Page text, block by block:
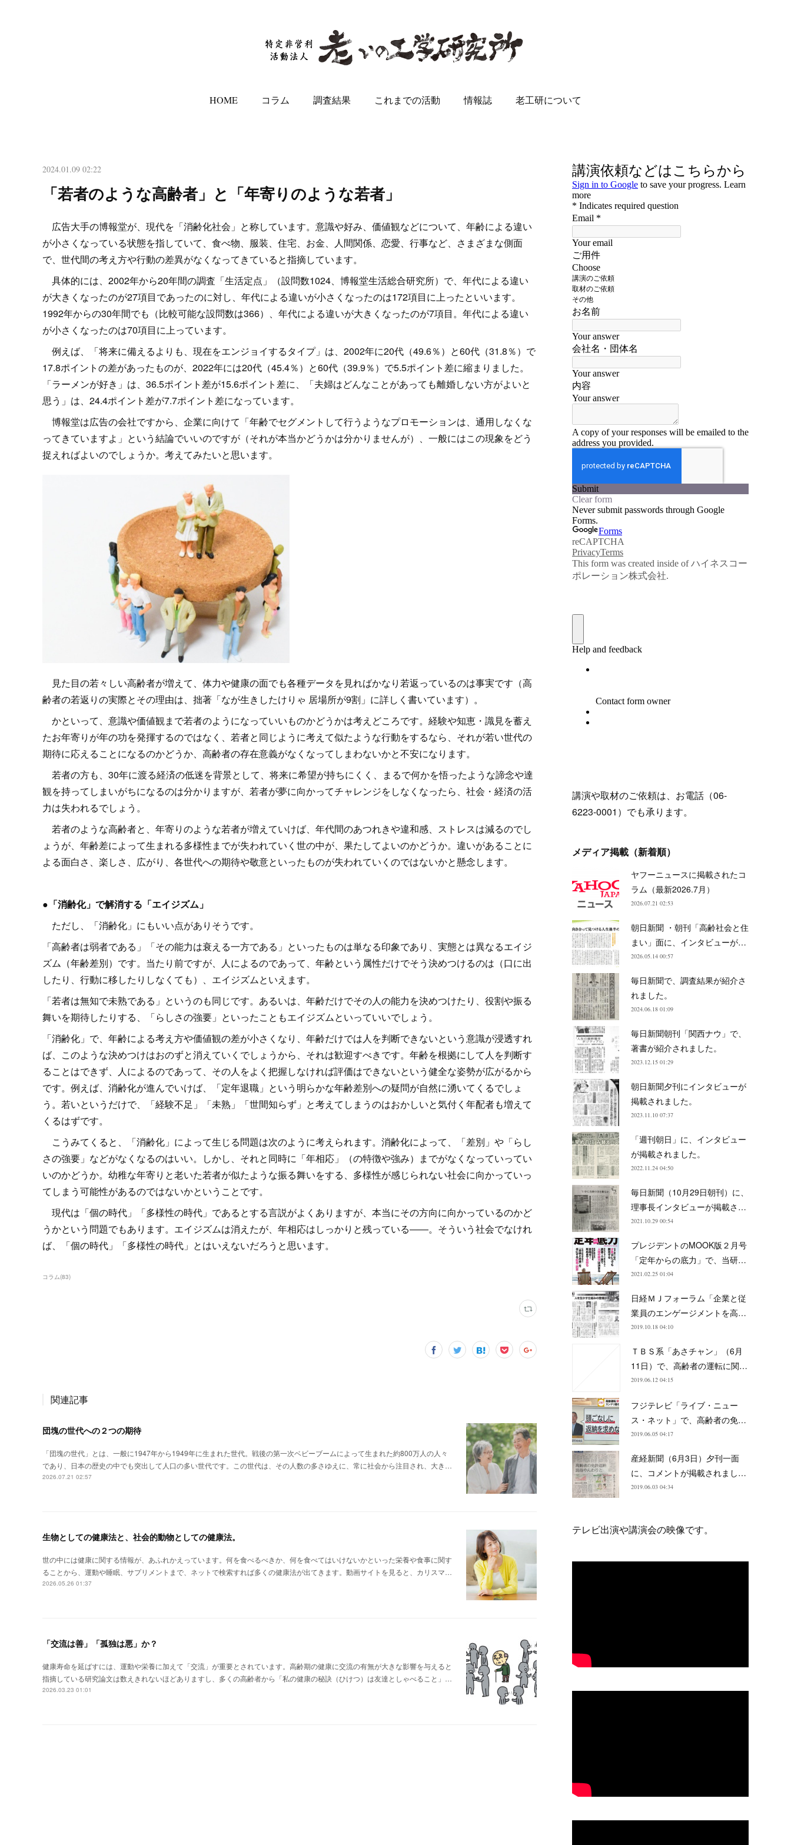
HOME コラム 調査結果 これまでの活動 情報誌 老工研について
2024.01.09 02:22
「若者のような高齢者」と「年寄りのような若者」
広告大手の博報堂が、現代を「消齢化社会」と称しています。意識や好み、価値観などについて、年齢による違い
が小さくなっている状態を指していて、食べ物、服装、住宅、お金、人間関係、恋愛、行事など、さまざまな側面
で、世代間の考え方や行動の差異がなくなってきていると指摘しています。
具体的には、2002年から20年間の調査「生活定点」（設問数1024、博報堂生活総合研究所）で、年代による違い
が大きくなったのが27項目であったのに対し、年代による違いが小さくなったのは172項目に上ったといいます。
1992年からの30年間でも（比較可能な設問数は366）、年代による違いが大きくなったのが7項目。年代による違い
が小さくなったのは70項目に上っています。
例えば、「将来に備えるよりも、現在をエンジョイするタイプ」は、2002年に20代（49.6％）と60代（31.8％）で
17.8ポイントの差があったものが、2022年には20代（45.4％）と60代（39.9％）で5.5ポイント差に縮まりました。
「ラーメンが好き」は、36.5ポイント差が15.6ポイント差に、「夫婦はどんなことがあっても離婚しない方がよいと
思う」は、24.4ポイント差が7.7ポイント差になっています。
博報堂は広告の会社ですから、企業に向けて「年齢でセグメントして行うようなプロモーションは、通用しなくな
ってきていますよ」という結論でいいのですが（それが本当かどうかは分かりませんが）、一般にはこの現象をどう
捉えればよいのでしょうか。考えてみたいと思います。
見た目の若々しい高齢者が増えて、体力や健康の面でも各種データを見ればかなり若返っているのは事実です（高
齢者の若返りの実際とその理由は、拙著「なが生きしたけりゃ 居場所が9割」に詳しく書いています）。
かといって、意識や価値観まで若者のようになっていいものかどうかは考えどころです。経験や知恵・識見を蓄え
たお年寄りが年の功を発揮するのではなく、若者と同じように考えて似たような行動をするなら、それが若い世代の
期待に応えることになるのかどうか、高齢者の存在意義がなくなってしまわないかと不安になります。
若者の方も、30年に渡る経済の低迷を背景として、将来に希望が持ちにくく、まるで何かを悟ったような諦念や達
観を持ってしまいがちになるのは分かりますが、若者が夢に向かってチャレンジをしなくなったら、社会・経済の活
力は失われるでしょう。
若者のような高齢者と、年寄りのような若者が増えていけば、年代間のあつれきや違和感、ストレスは減るのでし
ょうが、年齢差によって生まれる多様性までが失われていく世の中が、果たしてよいのかどうか。違いがあることに
よる面白さ、楽しさ、広がり、各世代への期待や敬意といったものが失われていくのではないかと懸念します。
●「消齢化」で解消する「エイジズム」
ただし、「消齢化」にもいい点がありそうです。
「高齢者は弱者である」「その能力は衰える一方である」といったものは単なる印象であり、実態とは異なるエイジ
ズム（年齢差別）です。当たり前ですが、人によるのであって、年齢という属性だけでそう決めつけるのは（口に出
したり、行動に移したりしなくても）、エイジズムといえます。
「若者は無知で未熟である」というのも同じです。あるいは、年齢だけでその人の能力を決めつけたり、役割や振る
舞いを期待したりする、「らしさの強要」といったこともエイジズムといっていいでしょう。
「消齢化」で、年齢による考え方や価値観の差が小さくなり、年齢だけでは人を判断できないという意識が浸透すれ
ば、このような決めつけはおのずと消えていくでしょうから、それは歓迎すべきです。年齢を根拠にして人を判断す
ることはできず、人によるのであって、その人をよく把握しなければ評価はできないという健全な姿勢が広がるから
です。例えば、消齢化が進んでいけば、「定年退職」という明らかな年齢差別への疑問が自然に湧いてくるでしょ
う。若いというだけで、「経験不足」「未熟」「世間知らず」と考えてしまうのはおかしいと気付く年配者も増えて
くるはずです。
こうみてくると、「消齢化」によって生じる問題は次のように考えられます。消齢化によって、「差別」や「らし
さの強要」などがなくなるのはいい。しかし、それと同時に「年相応」（の特徴や強み）までがなくなっていってい
いのかどうか。幼稚な年寄りと老いた若者が似たような振る舞いをする、多様性が感じられない社会に向かっていっ
てしまう可能性があるのではないかということです。
現代は「個の時代」「多様性の時代」であるとする言説がよくありますが、本当にその方向に向かっているのかど
うかという問題でもあります。エイジズムは消えたが、年相応はしっかりと残っている――。そういう社会でなけれ
ば、「個の時代」「多様性の時代」とはいえないだろうと思います。
コラム(83)
関連記事
団塊の世代への２つの期待
「団塊の世代」とは、一般に1947年から1949年に生まれた世代。戦後の第一次ベビーブームによって生まれた約800万人の人々
であり、日本の歴史の中でも突出して人口の多い世代です。この世代は、その人数の多さゆえに、常に社会から注目され、大き…
2026.07.21 02:57
生物としての健康法と、社会的動物としての健康法。
世の中には健康に関する情報が、あふれかえっています。何を食べるべきか、何を食べてはいけないかといった栄養や食事に関す
ることから、運動や睡眠、サプリメントまで、ネットで検索すれば多くの健康法が出てきます。動画サイトを見ると、カリスマ…
2026.05.26 01:37
「交流は善」「孤独は悪」か？
健康寿命を延ばすには、運動や栄養に加えて「交流」が重要とされています。高齢期の健康に交流の有無が大きな影響を与えると
指摘している研究論文は数えきれないほどありますし、多くの高齢者から「私の健康の秘訣（ひけつ）は友達としゃべること」…
2026.03.23 01:01
講演や取材のご依頼は、お電話（06-
6223-0001）でも承ります。
メディア掲載（新着順）
ヤフーニュースに掲載されたコ
ラム（最新2026.7月）
2026.07.21 02:53
朝日新聞 ・朝刊「高齢社会と住
まい」面に、インタビューが…
2026.05.14 00:57
毎日新聞で、調査結果が紹介さ
れました。
2024.06.18 01:09
毎日新聞朝刊「関西ナウ」で、
著書が紹介されました。
2023.12.15 01:29
朝日新聞夕刊にインタビューが
掲載されました。
2023.11.10 07:37
「週刊朝日」に、インタビュー
が掲載されました。
2022.11.24 04:50
毎日新聞（10月29日朝刊）に、
理事長インタビューが掲載さ…
2021.10.29 00:54
プレジデントのMOOK版２月号
「定年からの底力」で、当研…
2021.02.25 01:04
日経ＭＪフォーラム「企業と従
業員のエンゲージメントを高…
2019.10.18 04:10
ＴＢＳ系「あさチャン」（6月
11日）で、高齢者の運転に関…
2019.06.12 04:15
フジテレビ「ライブ・ニュー
ス・ネット」で、高齢者の免…
2019.06.05 04:17
産経新聞（6月3日）夕刊一面
に、コメントが掲載されまし…
2019.06.03 04:34
テレビ出演や講演会の映像です。